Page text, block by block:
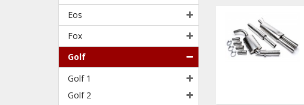
Eos
Fox
Golf
Golf 1
Golf 2